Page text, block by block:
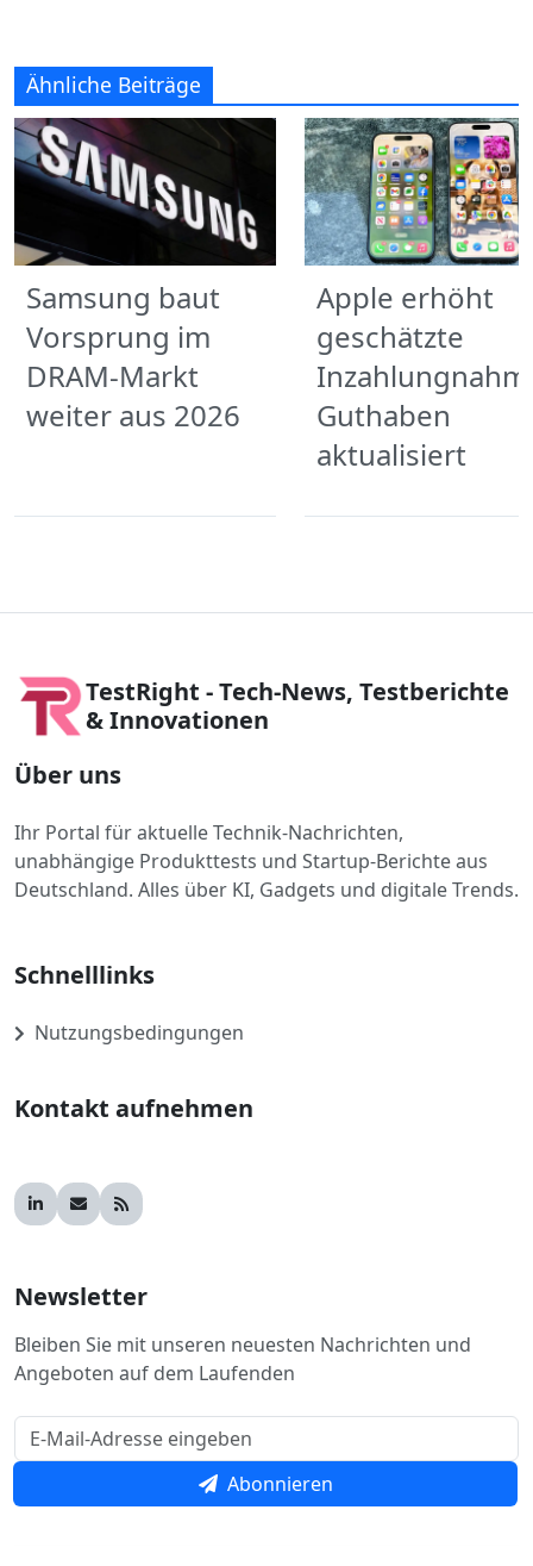
Ähnliche Beiträge
Samsung baut
Vorsprung im
DRAM-Markt
weiter aus 2026
Apple erhöht
geschätzte
Guthaben
aktualisiert
TestRight - Tech-News, Testberichte
& Innovationen
Über uns
Ihr Portal für aktuelle Technik-Nachrichten,
unabhängige Produkttests und Startup-Berichte aus
Deutschland. Alles über KI, Gadgets und digitale Trends.
Schnelllinks
Nutzungsbedingungen
Kontakt aufnehmen
Newsletter
Bleiben Sie mit unseren neuesten Nachrichten und
Angeboten auf dem Laufenden
Abonnieren